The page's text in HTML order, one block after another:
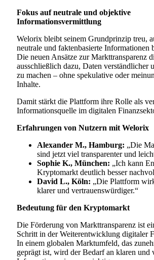
Fokus auf neutrale und objektive
Informationsvermittlung
Welorix bleibt seinem Grundprinzip treu,
neutrale und faktenbasierte Informationen
Die neuen Ansätze zur Markttransparenz
ausschließlich dazu, Daten verständlicher
zu machen – ohne spekulative oder
Inhalte.
Damit stärkt die Plattform ihre Rolle als
Informationsquelle im digitalen
Erfahrungen von Nutzern mit Welorix
Alexander M., Hamburg: „Die
sind jetzt viel transparenter und
Sophie K., München: „Ich kann
Kryptomarkt deutlich besser
David L., Köln: „Die Plattform
klarer und vertrauenswürdiger.“
Bedeutung für den Kryptomarkt
Die Förderung von Markttransparenz ist
Schritt in der Weiterentwicklung digitaler
In einem globalen Marktumfeld, das
geprägt ist, wird der Bedarf an klaren und